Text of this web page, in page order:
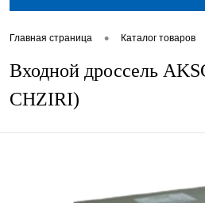
Главная страница • Каталог товаров
Входной дроссель
CHZIRI)